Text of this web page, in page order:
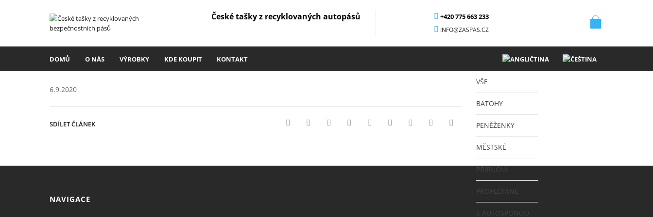
České tašky z recyklovaných autopásů +420 775 663 233
INFO@ZASPAS.CZ
DOMŮ O NÁS VÝROBKY KDE KOUPIT KONTAKT
6.9.2020
SDÍLET ČLÁNEK
VŠE
BATOHY
PENĚŽENKY
MĚSTSKÉ
PŘÍRUČNÍ
PROPLÉTANÉ
S AUTOSPONOU
NAVIGACE